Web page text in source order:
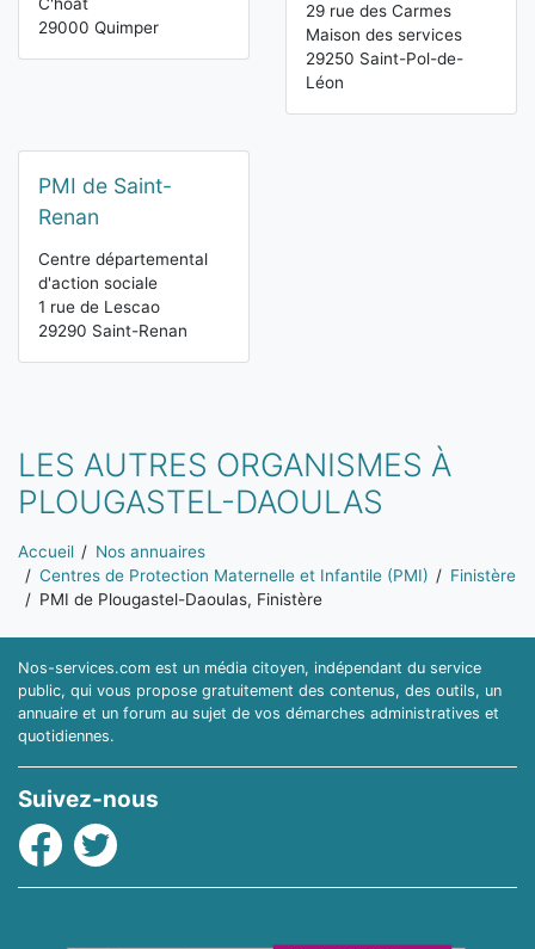
C'hoat
29000 Quimper
29 rue des Carmes
Maison des services
29250 Saint-Pol-de-
Léon
PMI de Saint-
Renan
Centre départemental
d'action sociale
1 rue de Lescao
29290 Saint-Renan
LES AUTRES ORGANISMES À
PLOUGASTEL-DAOULAS
Vous êtes ici:
Accueil
Nos annuaires
Centres de Protection Maternelle et Infantile (PMI)
Finistère
PMI de Plougastel-Daoulas, Finistère
Nos-services.com est un média citoyen, indépendant du service
public, qui vous propose gratuitement des contenus, des outils, un
annuaire et un forum au sujet de vos démarches administratives et
quotidiennes.
Suivez-nous
Facebook
Twitter